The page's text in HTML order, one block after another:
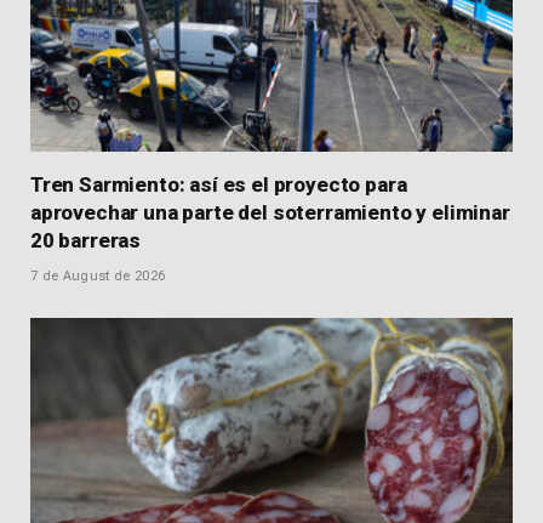
Tren Sarmiento: así es el proyecto para
aprovechar una parte del soterramiento y eliminar
20 barreras
7 de August de 2026